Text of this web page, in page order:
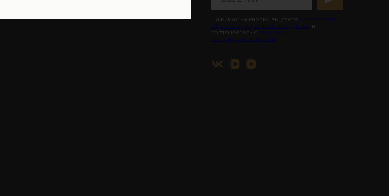
Нажимая на кнопку, вы даете согласие на
обработку персональных данных
и
соглашаетесь с политикой
конфиденциальности